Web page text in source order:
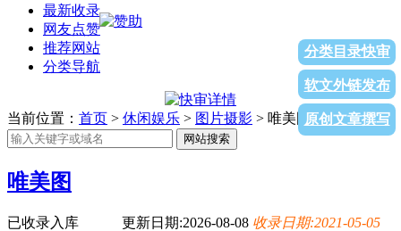
最新收录
网友点赞
推荐网站
分类导航
分类目录快审
软文外链发布
原创文章撰写
当前位置： 首页 > 休闲娱乐 > 图片摄影 > 唯美图
网站搜索
唯美图
已收录入库 更新日期:2026-08-08 收录日期:2021-05-05